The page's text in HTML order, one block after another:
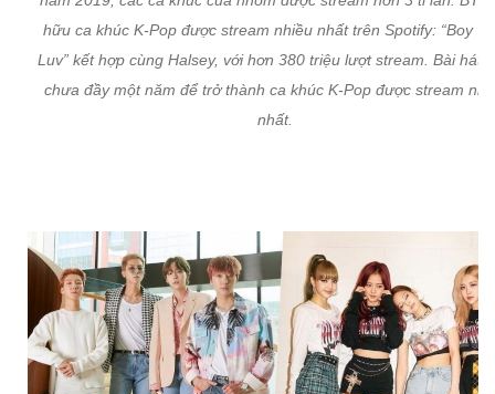
hữu ca khúc K-Pop được stream nhiều nhất trên Spotify: “Boy
Luv” kết hợp cùng Halsey, với hơn 380 triệu lượt stream. Bài hát
chưa đầy một năm để trở thành ca khúc K-Pop được stream
nhất.